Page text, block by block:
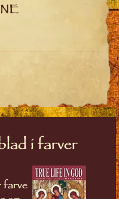
i farver
farve